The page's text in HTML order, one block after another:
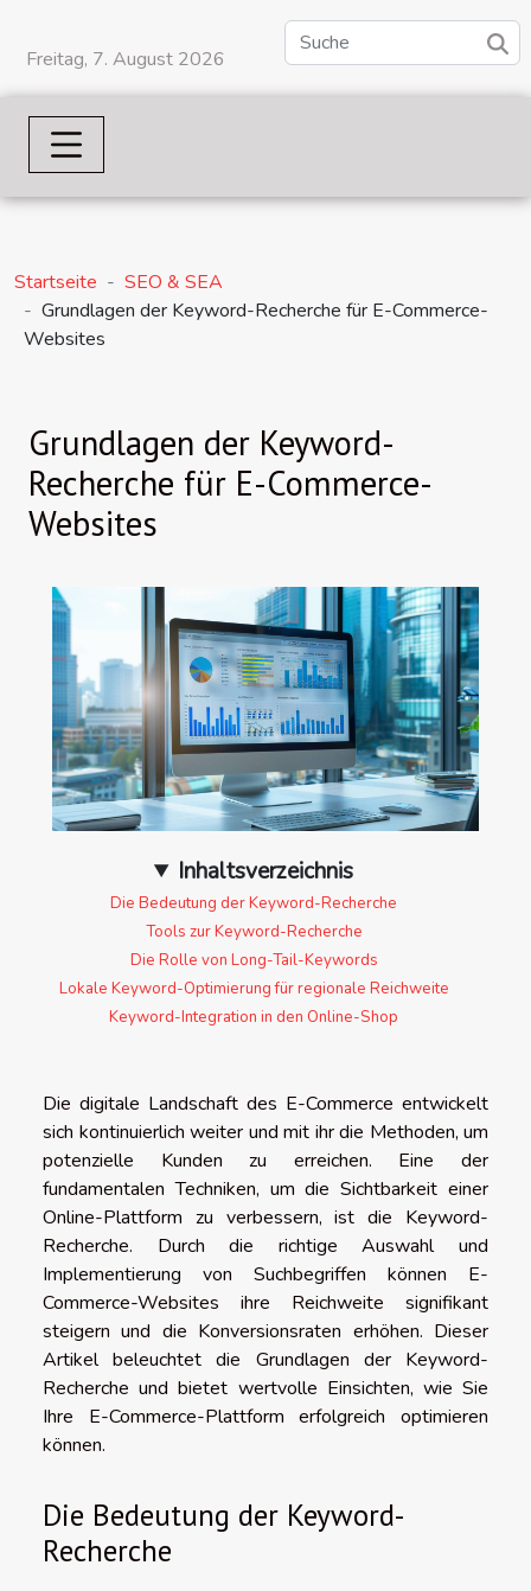
Freitag, 7. August 2026
Startseite
SEO & SEA
Grundlagen der Keyword-Recherche für E-Commerce-
Websites
Grundlagen der Keyword-
Recherche für E-Commerce-
Websites
Inhaltsverzeichnis
Die Bedeutung der Keyword-Recherche
Tools zur Keyword-Recherche
Die Rolle von Long-Tail-Keywords
Lokale Keyword-Optimierung für regionale Reichweite
Keyword-Integration in den Online-Shop
Die digitale Landschaft des E-Commerce entwickelt
sich kontinuierlich weiter und mit ihr die Methoden, um
potenzielle Kunden zu erreichen. Eine der
fundamentalen Techniken, um die Sichtbarkeit einer
Online-Plattform zu verbessern, ist die Keyword-
Recherche. Durch die richtige Auswahl und
Implementierung von Suchbegriffen können E-
Commerce-Websites ihre Reichweite signifikant
steigern und die Konversionsraten erhöhen. Dieser
Artikel beleuchtet die Grundlagen der Keyword-
Recherche und bietet wertvolle Einsichten, wie Sie
Ihre E-Commerce-Plattform erfolgreich optimieren
können.
Die Bedeutung der Keyword-
Recherche